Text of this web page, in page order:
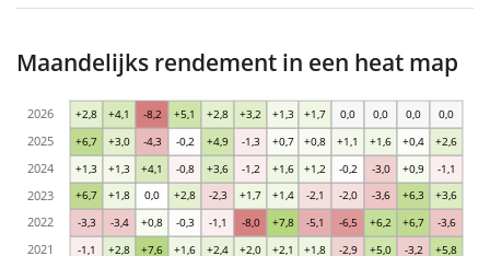
Maandelijks rendement in een heat map
-1,1 +2,8 +7,6 +1,6 +2,4 +2,0 +2,1 +1,8 -2,9 +5,0 -3,2 +5,8
-3,3 -3,4 +0,8 -0,3 -1,1 -8,0 +7,8 -5,1 -6,5 +6,2 +6,7 -3,6
+6,7 +1,8 0,0 +2,8 -2,3 +1,7 +1,4 -2,1 -2,0 -3,6 +6,3 +3,6
+1,3 +1,3 +4,1 -0,8 +3,6 -1,2 +1,6 +1,2 -0,2 -3,0 +0,9 -1,1
+6,7 +3,0 -4,3 -0,2 +4,9 -1,3 +0,7 +0,8 +1,1 +1,6 +0,4 +2,6
+2,8 +4,1 -8,2 +5,1 +2,8 +3,2 +1,3 +1,7 0,0 0,0 0,0 0,0
2021
2022
2023
2024
2025
2026